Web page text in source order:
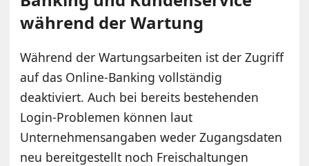
während der Wartung
Während der Wartungsarbeiten ist der Zugriff
auf das Online-Banking vollständig
deaktiviert. Auch bei bereits bestehenden
Login-Problemen können laut
Unternehmensangaben weder Zugangsdaten
neu bereitgestellt noch Freischaltungen